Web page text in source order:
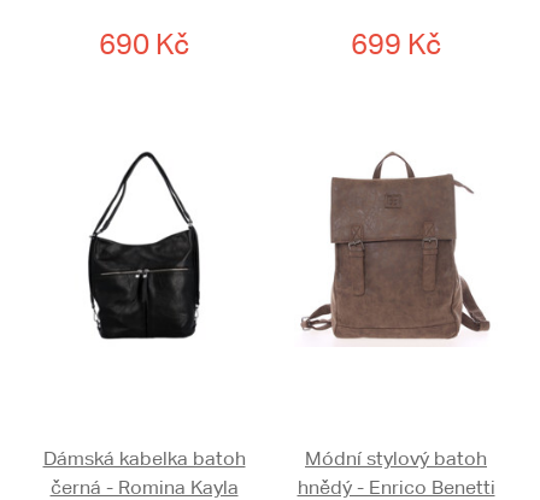
690 Kč 699 Kč
Dámská kabelka batoh
černá - Romina Kayla
Módní stylový batoh
hnědý - Enrico Benetti